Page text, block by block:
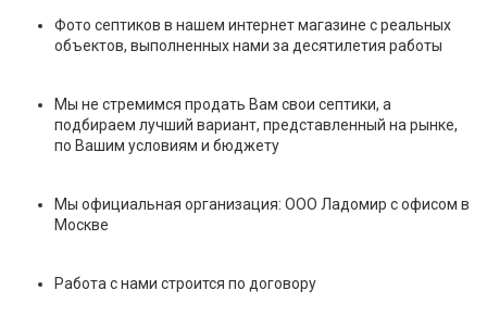
Фото септиков в нашем интернет магазине с реальных
объектов, выполненных нами за десятилетия работы
Мы не стремимся продать Вам свои септики, а
подбираем лучший вариант, представленный на рынке,
по Вашим условиям и бюджету
Мы официальная организация: ООО Ладомир с офисом в
Москве
Работа с нами строится по договору